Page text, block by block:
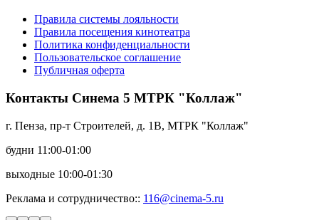
Правила системы лояльности
Правила посещения кинотеатра
Политика конфиденциальности
Пользовательское соглашение
Публичная оферта
Контакты Синема 5 МТРК "Коллаж"
г. Пенза, пр-т Строителей, д. 1В, МТРК "Коллаж"
будни 11:00-01:00
выходные 10:00-01:30
Реклама и сотрудничество:: 116@cinema-5.ru